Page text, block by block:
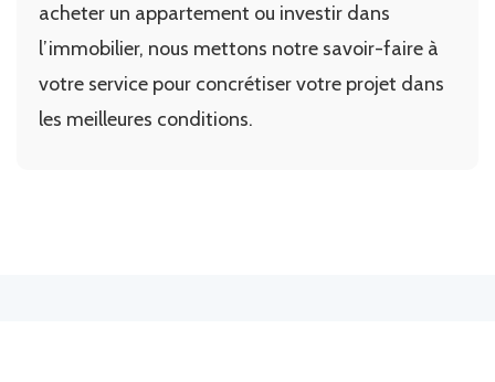
acheter un appartement ou investir dans
l’immobilier, nous mettons notre savoir-faire à
votre service pour concrétiser votre projet dans
les meilleures conditions.